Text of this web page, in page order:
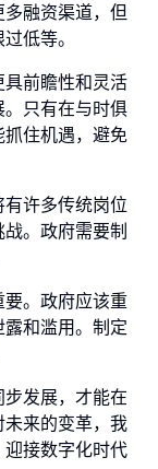
融资渠道，但
低等。
前瞻性和灵活
只有在与时俱
住机遇，避免
许多传统岗位
。政府需要制
。政府应该重
和滥用。制定
发展，才能在
来的变革，我
接数字化时代